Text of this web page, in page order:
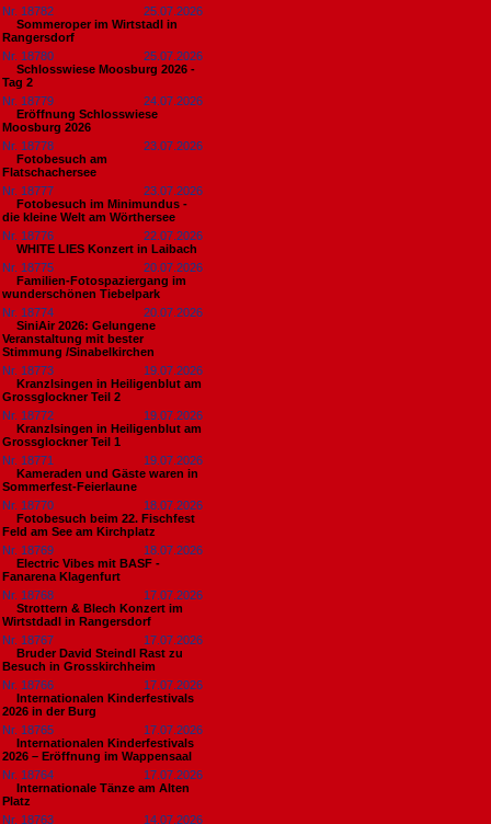
Nr. 18782
25.07.2026
Sommeroper im Wirtstadl in
Rangersdorf
Nr. 18780
25.07.2026
Schlosswiese Moosburg 2026 -
Tag 2
Nr. 18779
24.07.2026
Eröffnung Schlosswiese
Moosburg 2026
Nr. 18778
23.07.2026
Fotobesuch am
Flatschachersee
Nr. 18777
23.07.2026
Fotobesuch im Minimundus -
die kleine Welt am Wörthersee
Nr. 18776
22.07.2026
WHITE LIES Konzert in Laibach
Nr. 18775
20.07.2026
Familien-Fotospaziergang im
wunderschönen Tiebelpark
Nr. 18774
20.07.2026
SiniAir 2026: Gelungene
Veranstaltung mit bester
Stimmung /Sinabelkirchen
Nr. 18773
19.07.2026
Kranzlsingen in Heiligenblut am
Grossglockner Teil 2
Nr. 18772
19.07.2026
Kranzlsingen in Heiligenblut am
Grossglockner Teil 1
Nr. 18771
19.07.2026
Kameraden und Gäste waren in
Sommerfest-Feierlaune
Nr. 18770
18.07.2026
Fotobesuch beim 22. Fischfest
Feld am See am Kirchplatz
Nr. 18769
18.07.2026
Electric Vibes mit BASF -
Fanarena Klagenfurt
Nr. 18768
17.07.2026
Strottern & Blech Konzert im
Wirtstdadl in Rangersdorf
Nr. 18767
17.07.2026
Bruder David Steindl Rast zu
Besuch in Grosskirchheim
Nr. 18766
17.07.2026
Internationalen Kinderfestivals
2026 in der Burg
Nr. 18765
17.07.2026
Internationalen Kinderfestivals
2026 – Eröffnung im Wappensaal
Nr. 18764
17.07.2026
Internationale Tänze am Alten
Platz
Nr. 18763
14.07.2026